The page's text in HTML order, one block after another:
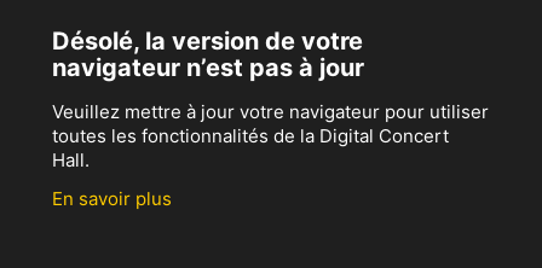
Désolé, la version de votre
navigateur n’est pas à jour
Veuillez mettre à jour votre navigateur pour utiliser
toutes les fonctionnalités de la Digital Concert
Hall.
En savoir plus